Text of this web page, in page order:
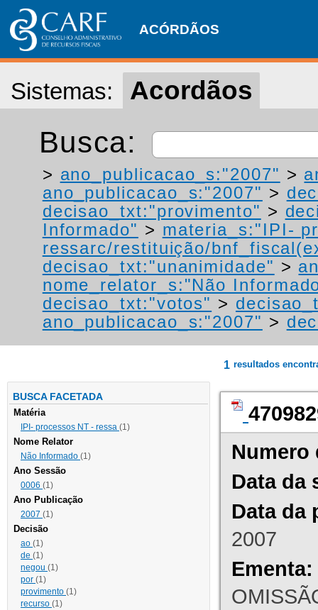
ACÓRDÃOS
Sistemas: Acordãos
Busca:
> ano_publicacao_s:"2007" >
ano_publicacao_s:"2007" >
decisao_txt:"provimento" >
Informado" > materia_s:"IPI-
ressarc/restituição/
decisao_txt:"unanimidade" >
nome_relator_s:"Não
decisao_txt:"votos" >
ano_publicacao_s:"2007" >
BUSCA FACETADA
Matéria
IPI- processos NT - ressa (1)
Nome Relator
Não Informado (1)
Ano Sessão
0006 (1)
Ano Publicação
2007 (1)
Decisão
ao (1)
de (1)
negou (1)
por (1)
provimento (1)
recurso (1)
1 resultados
Numero
Data da
Data da
2007
Ementa: